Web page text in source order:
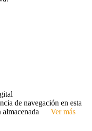
de navegación en esta
Ver más